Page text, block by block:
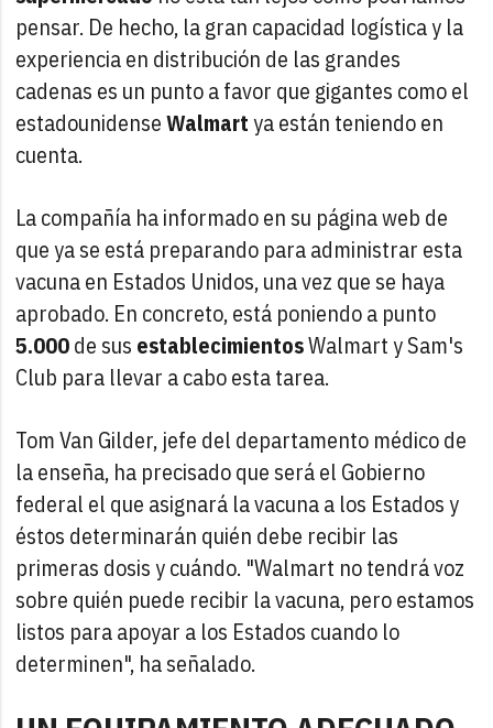
pensar. De hecho, la gran capacidad logística y la
experiencia en distribución de las grandes
cadenas es un punto a favor que gigantes como el
estadounidenseWalmartya están teniendo en
cuenta.
La compañía ha informado en su página web de
que ya se está preparando para administrar esta
vacuna en Estados Unidos, una vez que se haya
aprobado. En concreto, está poniendo a punto
5.000de sus establecimientosWalmart y Sam's
Club para llevar a cabo esta tarea.
Tom Van Gilder, jefe del departamento médico de
la enseña, ha precisado que será el Gobierno
federal el que asignará la vacuna a los Estados y
éstos determinarán quién debe recibir las
primeras dosis y cuándo. "Walmart no tendrá voz
sobre quién puede recibir la vacuna, pero estamos
listos para apoyar a los Estados cuando lo
determinen", ha señalado.